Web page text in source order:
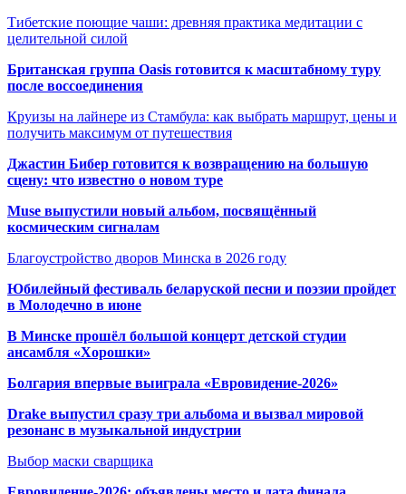
Тибетские поющие чаши: древняя практика медитации с
целительной силой
Британская группа Oasis готовится к масштабному туру
после воссоединения
Круизы на лайнере из Стамбула: как выбрать маршрут, цены и
получить максимум от путешествия
Джастин Бибер готовится к возвращению на большую
сцену: что известно о новом туре
Muse выпустили новый альбом, посвящённый
космическим сигналам
Благоустройство дворов Минска в 2026 году
Юбилейный фестиваль беларуской песни и поэзии пройдет
в Молодечно в июне
В Минске прошёл большой концерт детской студии
ансамбля «Хорошки»
Болгария впервые выиграла «Евровидение-2026»
Drake выпустил сразу три альбома и вызвал мировой
резонанс в музыкальной индустрии
Выбор маски сварщика